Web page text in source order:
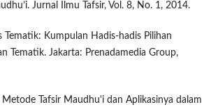
Jurnal Ilmu Tafsir, Vol. 8, No. 1, 2014.
Tematik: Kumpulan Hadis-hadis Pilihan
Tematik. Jakarta: Prenadamedia Group,
Tafsir Maudhu'i dan Aplikasinya dalam